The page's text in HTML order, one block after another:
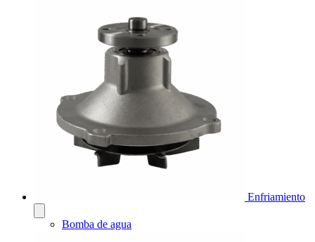
Enfriamiento
Bomba de agua